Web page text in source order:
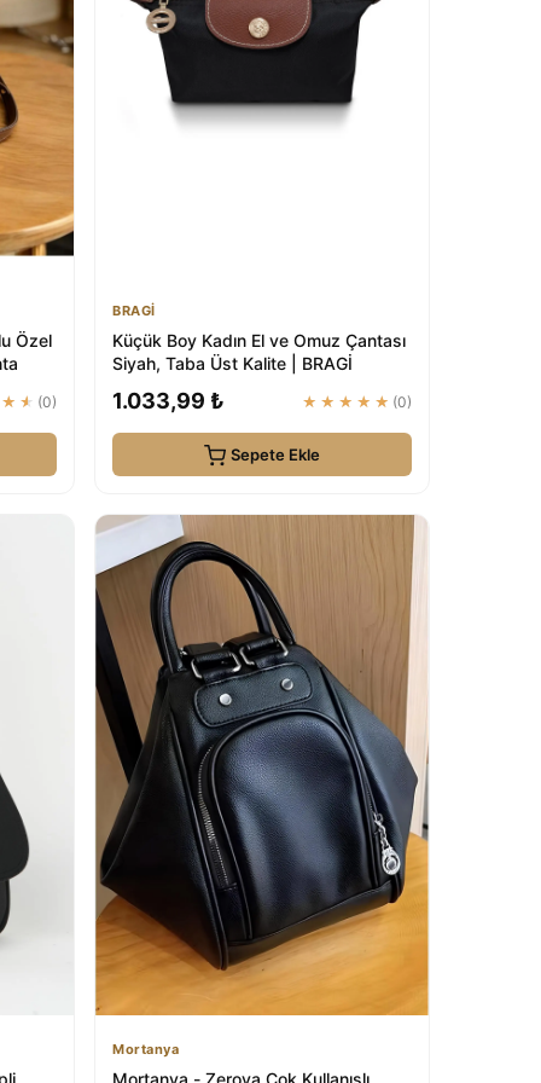
Özel
(0)
BRAGİ
Küçük Boy Kadın El ve Omuz Çantası
Siyah, Taba Üst Kalite | BRAGİ
1.033,99 ₺ ★★★★★ (0)
Sepete Ekle
Mortanya